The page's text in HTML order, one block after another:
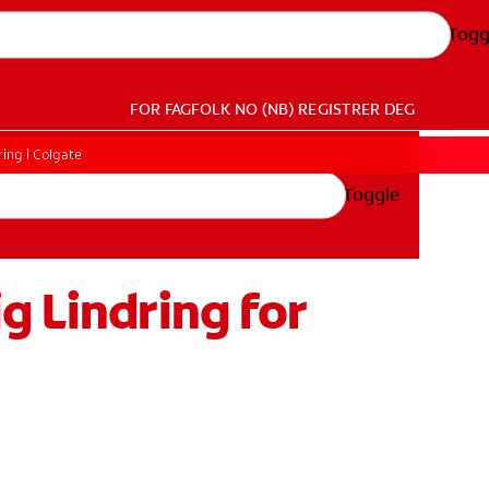
FOR FAGFOLK NO (NB) REGISTRER DEG
Toggle
| Colgate
Lindring for